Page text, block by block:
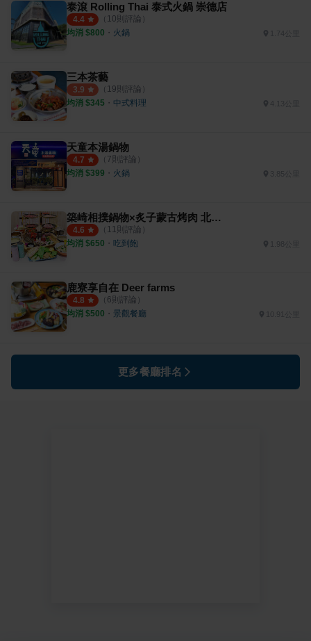
泰滾 Rolling Thai 泰式火鍋 崇德店
4.4 （ 10則評論）
均消 $800 ・ 火鍋 1.74公里
三本茶藝
3.9 （ 19則評論）
均消 $345 ・ 中式料理 4.13公里
天童本湯鍋物
4.7 （ 7則評論）
均消 $399 ・ 火鍋 3.85公里
築崎相撲鍋物×炙子蒙古烤肉 北屯旗艦殿
4.6 （ 11則評論）
均消 $650 ・ 吃到飽
鹿寮享自在 Deer farms
4.8 （ 6則評論）
均消 $500 ・ 景觀餐廳
更多餐廳排名